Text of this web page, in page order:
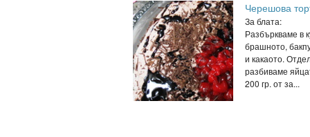
Черешова
За блата:
Разбъркваме в
брашното,
и какаото.
разбиваме
200 гр. от за...